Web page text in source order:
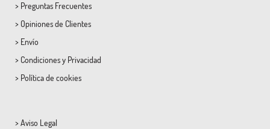
> Preguntas Frecuentes
> Opiniones de Clientes
> Envío
> Condicionesy Privacidad
> Política de cookies
> Aviso Legal